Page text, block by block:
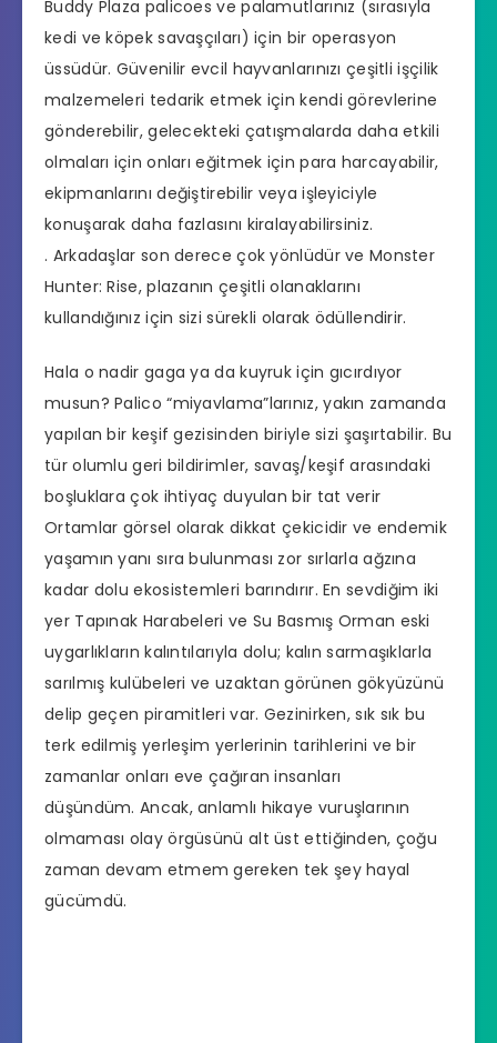
Buddy Plaza palicoes ve palamutlarınız (sırasıyla
kedi ve köpek savaşçıları) için bir operasyon
üssüdür. Güvenilir evcil hayvanlarınızı çeşitli işçilik
malzemeleri tedarik etmek için kendi görevlerine
gönderebilir, gelecekteki çatışmalarda daha etkili
olmaları için onları eğitmek için para harcayabilir,
ekipmanlarını değiştirebilir veya işleyiciyle
konuşarak daha fazlasını kiralayabilirsiniz.
. Arkadaşlar son derece çok yönlüdür ve Monster
Hunter: Rise, plazanın çeşitli olanaklarını
kullandığınız için sizi sürekli olarak ödüllendirir.
Hala o nadir gaga ya da kuyruk için gıcırdıyor
musun? Palico “miyavlama”larınız, yakın zamanda
yapılan bir keşif gezisinden biriyle sizi şaşırtabilir. Bu
tür olumlu geri bildirimler, savaş/keşif arasındaki
boşluklara çok ihtiyaç duyulan bir tat verir
Ortamlar görsel olarak dikkat çekicidir ve endemik
yaşamın yanı sıra bulunması zor sırlarla ağzına
kadar dolu ekosistemleri barındırır. En sevdiğim iki
yer Tapınak Harabeleri ve Su Basmış Orman eski
uygarlıkların kalıntılarıyla dolu; kalın sarmaşıklarla
sarılmış kulübeleri ve uzaktan görünen gökyüzünü
delip geçen piramitleri var. Gezinirken, sık sık bu
terk edilmiş yerleşim yerlerinin tarihlerini ve bir
zamanlar onları eve çağıran insanları
düşündüm. Ancak, anlamlı hikaye vuruşlarının
olmaması olay örgüsünü alt üst ettiğinden, çoğu
zaman devam etmem gereken tek şey hayal
gücümdü.